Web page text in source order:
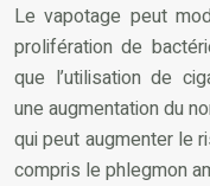
Le vapotage peut
prolifération de
que l’utilisation de
une augmentation du
qui peut augmenter le
compris le phlegmon